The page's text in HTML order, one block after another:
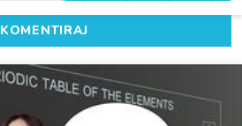
KOMENTIRAJ